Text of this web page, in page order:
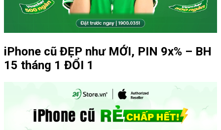
iPhone cũ ĐẸP như MỚI, PIN 9x% – BH
15 tháng 1 ĐỔI 1